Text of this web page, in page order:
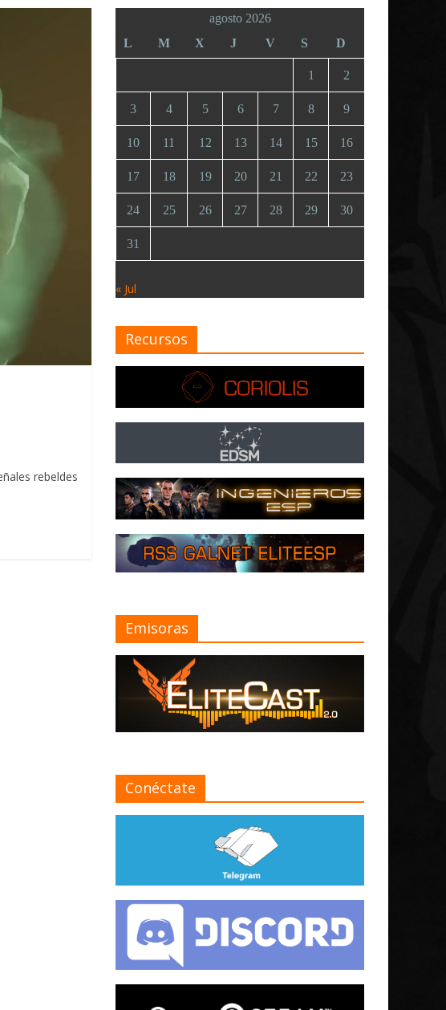
rebeldes
agosto 2026
L
M X J V S D
1 2
3 4 5 6 7 8 9
10 11 12 13 14 15 16
17 18 19 20 21 22 23
24 25 26 27 28 29 30
31
« Jul
Recursos
Emisoras
Conéctate